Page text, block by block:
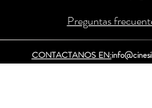
Preguntas
CONTACTANOS EN: